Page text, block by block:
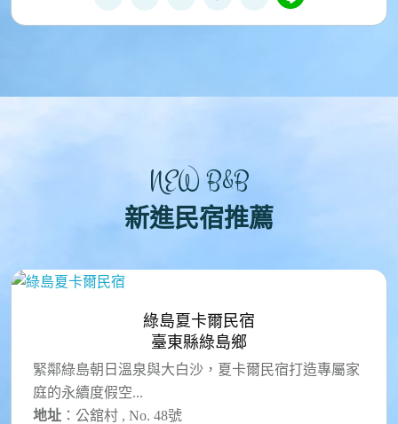
NEW B&B
新進民宿推薦
綠島夏卡爾民宿
臺東縣綠島鄉
緊鄰綠島朝日溫泉與大白沙，夏卡爾民宿打造專屬家
庭的永續度假空...
地址 ：公舘村 , No. 48號